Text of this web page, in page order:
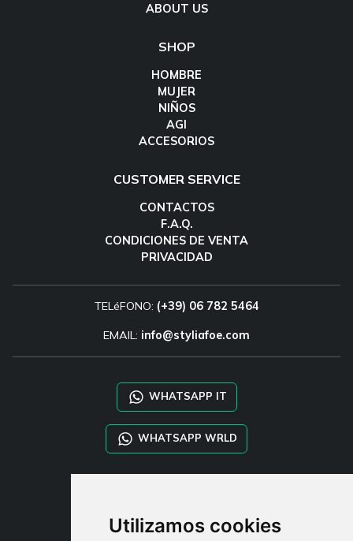
Utilizamos cookies
ABOUT US
SHOP
HOMBRE
MUJER
NIÑOS
AGI
ACCESORIOS
CUSTOMER SERVICE
CONTACTOS
F.A.Q.
CONDICIONES DE VENTA
PRIVACIDAD
TELéFONO: (+39) 06 782 5464
EMAIL: info@styliafoe.com
WHATSAPP IT
WHATSAPP WRLD
TAYLOR MADE ORDERS